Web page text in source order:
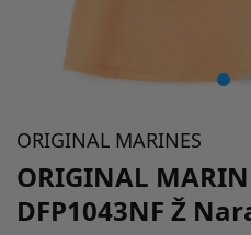
ORIGINAL MARINES
ORIGINAL
DFP1043NF Ž